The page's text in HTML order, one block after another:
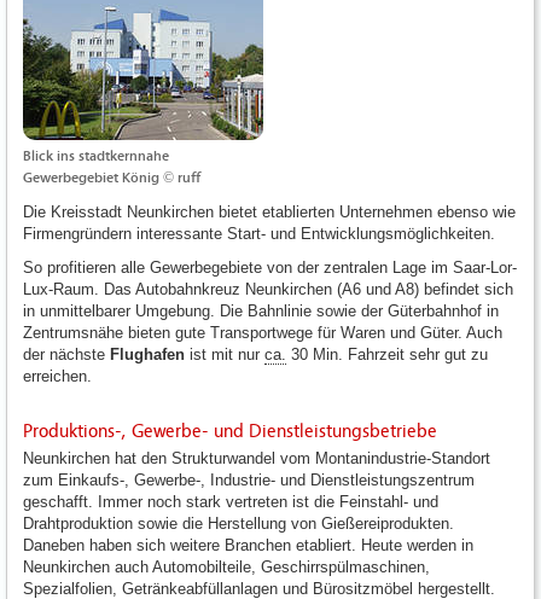
Blick ins stadtkernnahe
Gewerbegebiet König © ruff
Die Kreisstadt Neunkirchen bietet etablierten Unternehmen ebenso wie
Firmengründern interessante Start- und Entwicklungsmöglichkeiten.
So profitieren alle Gewerbegebiete von der zentralen Lage im Saar-Lor-
Lux-Raum. Das Autobahnkreuz Neunkirchen (A6 und A8) befindet sich
in unmittelbarer Umgebung. Die Bahnlinie sowie der Güterbahnhof in
Zentrumsnähe bieten gute Transportwege für Waren und Güter. Auch
der nächste Flughafen ist mit nur ca. 30 Min. Fahrzeit sehr gut zu
erreichen.
Produktions-, Gewerbe- und Dienstleistungsbetriebe
Neunkirchen hat den Strukturwandel vom Montanindustrie-Standort
zum Einkaufs-, Gewerbe-, Industrie- und Dienstleistungszentrum
geschafft. Immer noch stark vertreten ist die Feinstahl- und
Drahtproduktion sowie die Herstellung von Gießereiprodukten.
Daneben haben sich weitere Branchen etabliert. Heute werden in
Neunkirchen auch Automobilteile, Geschirrspülmaschinen,
Spezialfolien, Getränkeabfüllanlagen und Bürositzmöbel hergestellt.